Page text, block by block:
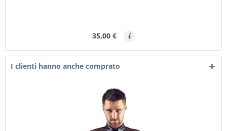
35,00 €
I clienti hanno anche comprato